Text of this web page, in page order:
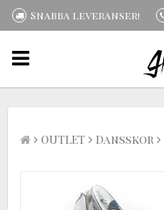
Snabba leveranser!
OUTLET Dansskor